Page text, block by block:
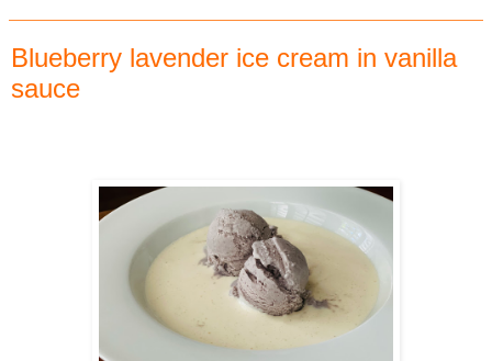
Blueberry lavender ice cream in vanilla
sauce